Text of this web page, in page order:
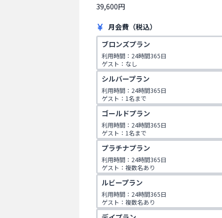
39,600円
月会費（税込）
ブロンズプラン
利用時間：24時間365日
ゲスト：なし
シルバープラン
利用時間：24時間365日
ゲスト：1名まで
ゴールドプラン
利用時間：24時間365日
ゲスト：1名まで
1度に2コマ取れます
(※1日上限2コマ)
プラチナプラン
利用時間：24時間365日
ゲスト：複数名あり
1度に2コマ取れます
SMART GOLF PREMIUMもご利用できます
ルビープラン
利用時間：24時間365日
ゲスト：複数名あり
1度に3コマ取れます